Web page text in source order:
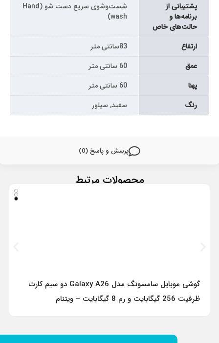
پرسش و پاسخ (0)
پشتیبانی از
برنامه‌ها و
حالت‌های خاص
شست‌وشوی سریع دست شو (Hand
wash)
ارتفاع
83سانتی متر
عمق
60 سانتی متر
پهنا
60 سانتی متر
رنگ
سفید, سیلور
محصولات مرتبط
گوشی موبایل سامسونگ مدل Galaxy A26 دو سیم کارت
ظرفیت 256 گیگابایت و رم 8 گیگابایت – ویتنام